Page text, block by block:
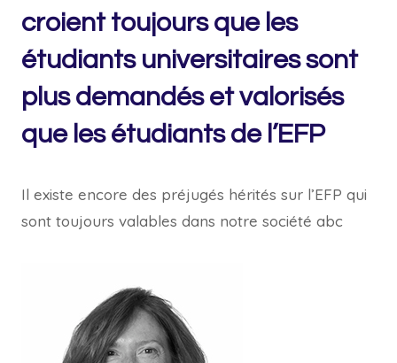
croient toujours que les
étudiants universitaires sont
plus demandés et valorisés
que les étudiants de l’EFP
Il existe encore des préjugés hérités sur l’EFP qui
sont toujours valables dans notre société abc